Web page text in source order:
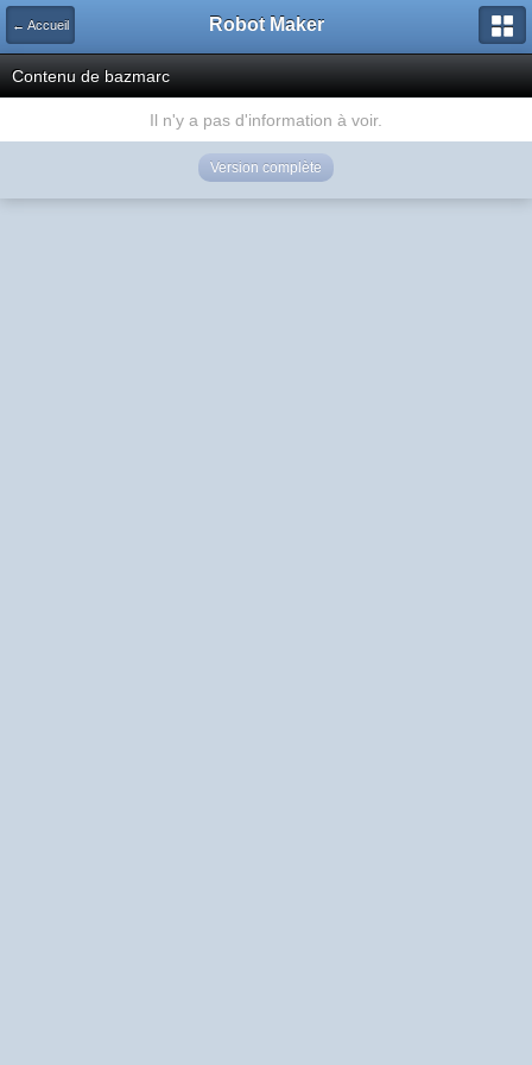
← Accueil Robot Maker
Contenu de bazmarc
Il n'y a pas d'information à voir.
Version complète